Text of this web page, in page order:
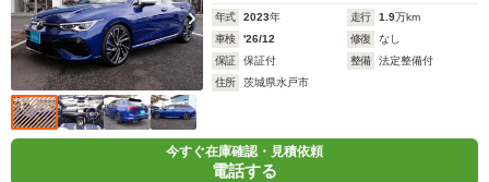
年式 2023年 走行 1.9万km
車検
'26/12 修復
なし
保証
保証付 整備
法定整備付
住所
茨城県水戸市
今すぐ在庫確認・見積依頼
電話する